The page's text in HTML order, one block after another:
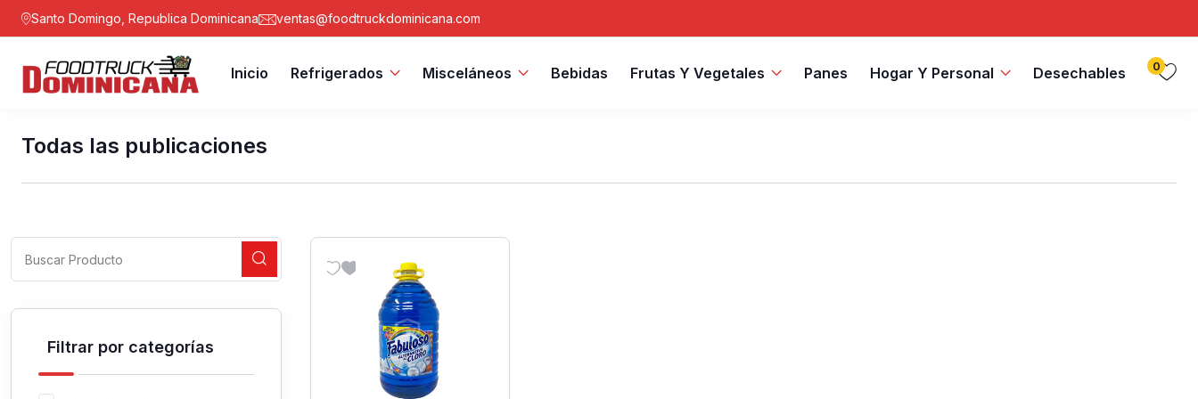
Santo Domingo, Republica Dominicana ventas@foodtruckdominicana.com
Inicio Refrigerados Misceláneos Bebidas Frutas Y Vegetales Panes Hogar Y Personal Desechables 0
Todas las publicaciones
Filtrar por categorías